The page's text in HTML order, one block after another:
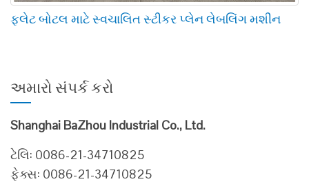
ફ્લેટ બોટલ માટે સ્વચાલિત સ્ટીકર પ્લેન લેબલિંગ મશીન
અમારો સંપર્ક કરો
Shanghai BaZhou Industrial Co., Ltd.
ટેલિ: 0086-21-34710825
ફેક્સ: 0086-21-34710825